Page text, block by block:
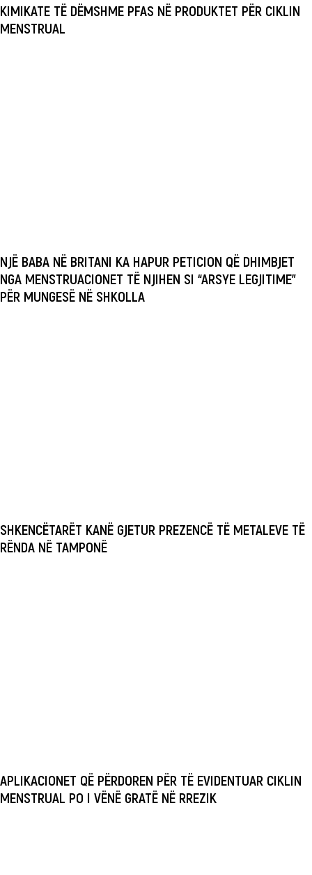
KIMIKATE TË DËMSHME PFAS NË PRODUKTET PËR CIKLIN
MENSTRUAL
NJË BABA NË BRITANI KA HAPUR PETICION QË DHIMBJET
NGA MENSTRUACIONET TË NJIHEN SI “ARSYE LEGJITIME”
PËR MUNGESË NË SHKOLLA
SHKENCËTARËT KANË GJETUR PREZENCË TË METALEVE TË
RËNDA NË TAMPONË
APLIKACIONET QË PËRDOREN PËR TË EVIDENTUAR CIKLIN
MENSTRUAL PO I VËNË GRATË NË RREZIK